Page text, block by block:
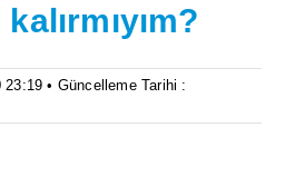
• Güncelleme Tarihi :